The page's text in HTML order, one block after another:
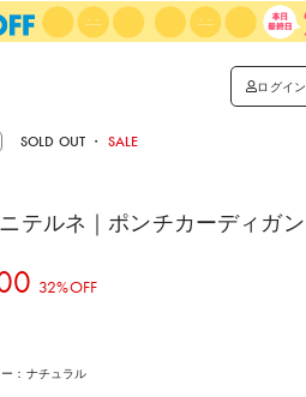
ログイン
SOLD OUT ・ SALE
テルネ｜ポンチカーディガン
32%OFF
ー：ナチュラル